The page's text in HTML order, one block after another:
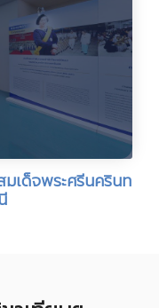
เด็จพระศรีนครินท